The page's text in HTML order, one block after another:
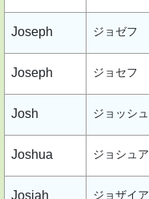
Joseph ジョゼフ
Joseph ジョセフ
Josh ジョッシュ
Joshua ジョシュア
Josiah ジョザイア